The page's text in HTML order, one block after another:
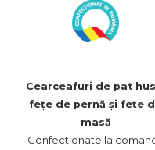
Cearceafuri de pat
fețe de pernă și fețe
masă
Confectionate la